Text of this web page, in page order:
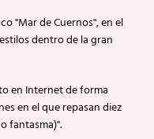
"Mar de Cuernos", en el
dentro de la gran
en Internet de forma
en el que repasan diez
fantasma)".